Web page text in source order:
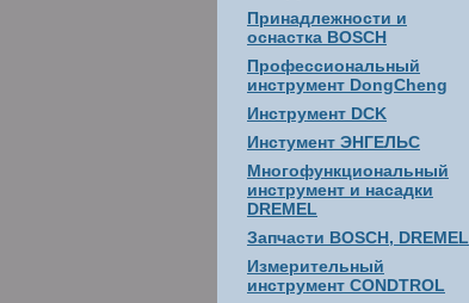
Принадлежности и
оснастка BOSCH
Профессиональный
инструмент DongCheng
Инструмент DCK
Инстумент ЭНГЕЛЬС
Многофункциональный
инструмент и насадки
DREMEL
Запчасти BOSCH, DREMEL
Измерительный
инструмент CONDTROL